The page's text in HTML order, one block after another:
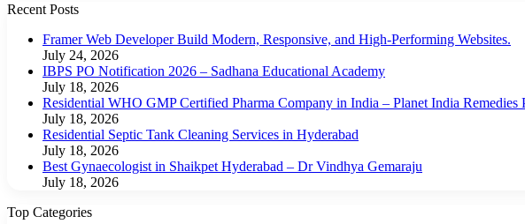
Recent Posts
Framer Web Developer Build Modern, Responsive, and High-Performing Websites.
July 24, 2026
IBPS PO Notification 2026 – Sadhana Educational Academy
July 18, 2026
Residential WHO GMP Certified Pharma Company in India – Planet India Remedies
July 18, 2026
Residential Septic Tank Cleaning Services in Hyderabad
July 18, 2026
Best Gynaecologist in Shaikpet Hyderabad – Dr Vindhya Gemaraju
July 18, 2026
Top Categories